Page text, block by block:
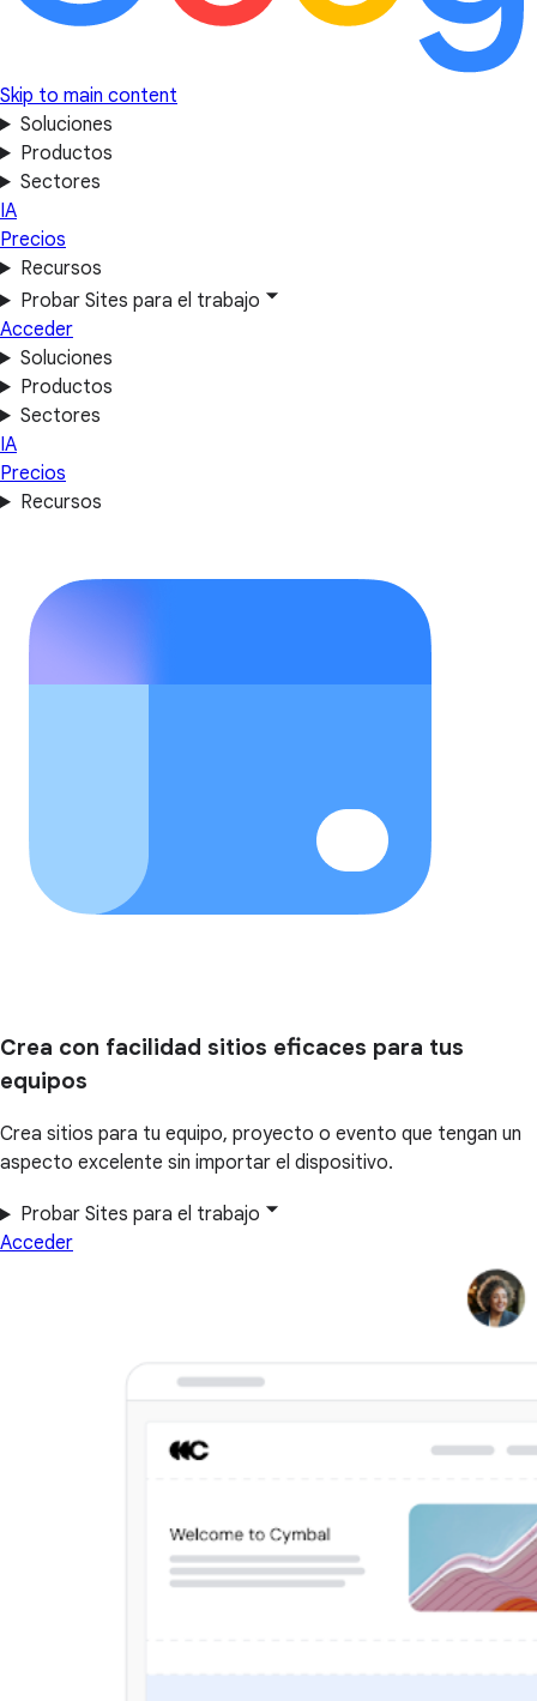
Skip to main content
Soluciones
Productos
Sectores
IA
Precios
Recursos
Probar Sites para el trabajo
Acceder
Soluciones
Productos
Sectores
IA
Precios
Recursos
Crea con facilidad sitios eficaces para tus
equipos
Crea sitios para tu equipo, proyecto o evento que tengan un
aspecto excelente sin importar el dispositivo.
Probar Sites para el trabajo
Acceder